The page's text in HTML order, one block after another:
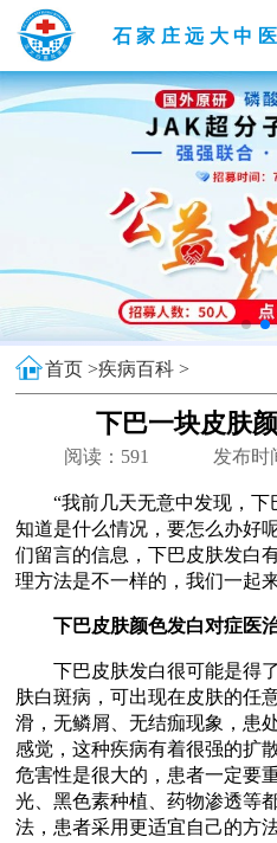
石家庄远大中
首页 >疾病百科 >
下巴一块皮肤
阅读： 591 发布时
“我前几天无意中发现，下
知道是什么情况，要怎么办好
们留言的信息，下巴皮肤发白
理方法是不一样的，我们一起
下巴皮肤颜色发白对症医
下巴皮肤发白很可能是得了
肤白斑病，可出现在皮肤的任
滑，无鳞屑、无结痂现象，患
感觉，这种疾病有着很强的扩
危害性是很大的，患者一定要
光、黑色素种植、药物渗透等
法，患者采用更适宜自己的方